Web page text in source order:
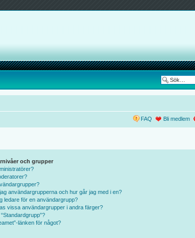
FAQ Bli medlem
och grupper
användargrupperna och hur går jag med i en?
ledare för en användargrupp?
vissa användargrupper i andra färger?
länken för något?